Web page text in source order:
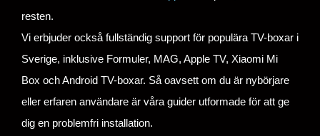
resten.
Vi erbjuder också fullständig support för populära TV-boxar i
Sverige, inklusive Formuler, MAG, Apple TV, Xiaomi Mi
Box och Android TV-boxar. Så oavsett om du är nybörjare
eller erfaren användare är våra guider utformade för att ge
dig en problemfri installation.